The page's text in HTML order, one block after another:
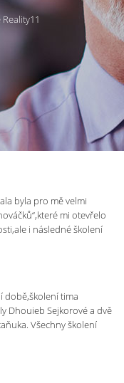
byla pro mě velmi
mi otevřelo
i následné školení
lidskostí,přesto
Akademie umožňuje.
době,školení tima
Dhouieb Sejkorové a dvě
Všechny školení